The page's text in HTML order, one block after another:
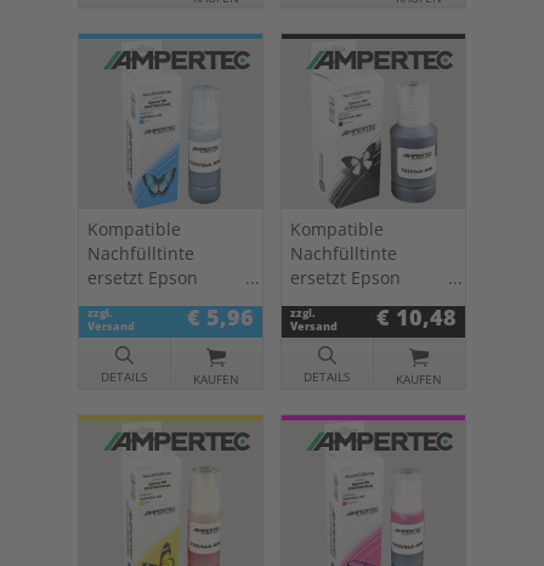
Kompatible
Nachfülltinte
ersetzt Epson
C13T03V24A 101
cyan
zzgl.
Versand
€ 5,96
DETAILS KAUFEN
Kompatible
Nachfülltinte
ersetzt Epson
C13T03V14A 101
schwarz
zzgl.
Versand
€ 10,48
DETAILS KAUFEN